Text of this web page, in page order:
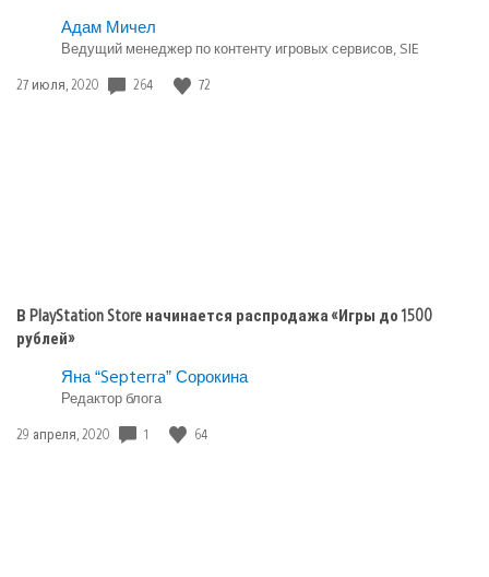
«Безумцы»
Опубликовано
Игры
playstation
Адам Мичел
Ведущий менеджер по контенту игровых сервисов, SIE
Дата
27 июля, 2020 264 72
В PlayStation Store начинается распродажа «Игры до 1500
рублей»
Яна “Septerra” Сорокина
Редактор блога
Дата
29 апреля, 2020 1 64